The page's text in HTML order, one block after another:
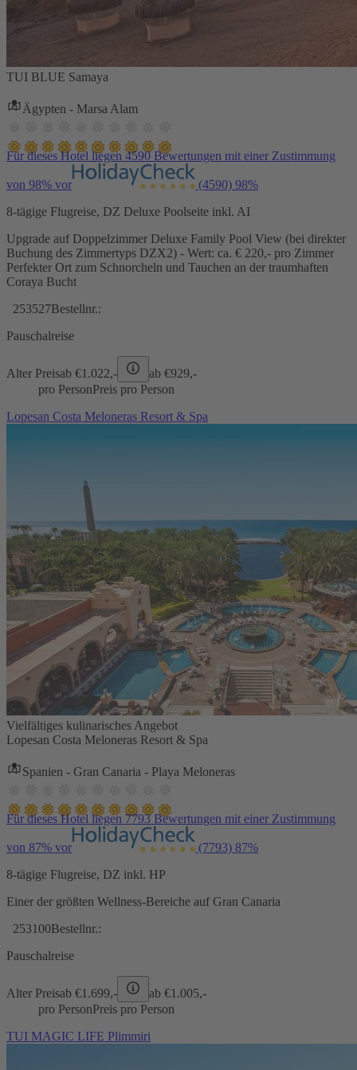
TUI BLUE Samaya
Ägypten - Marsa Alam
Für dieses Hotel liegen 4590 Bewertungen mit einer Zustimmung
von 98% vor (4590) 98%
8-tägige Flugreise, DZ Deluxe Poolseite inkl. AI
Upgrade auf Doppelzimmer Deluxe Family Pool View (bei direkter
Buchung des Zimmertyps DZX2) - Wert: ca. € 220,- pro Zimmer
Perfekter Ort zum Schnorcheln und Tauchen an der traumhaften
Coraya Bucht
253527Bestellnr.:
Pauschalreise
Alter Preisab €1.022,- ab €929,-
pro PersonPreis pro Person
Lopesan Costa Meloneras Resort & Spa
Vielfältiges kulinarisches Angebot
Lopesan Costa Meloneras Resort & Spa
Spanien - Gran Canaria - Playa Meloneras
Für dieses Hotel liegen 7793 Bewertungen mit einer Zustimmung
von 87% vor (7793) 87%
8-tägige Flugreise, DZ inkl. HP
Einer der größten Wellness-Bereiche auf Gran Canaria
253100Bestellnr.:
Pauschalreise
Alter Preisab €1.699,- ab €1.005,-
pro PersonPreis pro Person
TUI MAGIC LIFE Plimmiri